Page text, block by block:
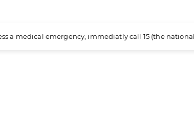
a medical emergency, immediatly call 15 (the